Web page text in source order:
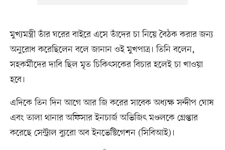
মুখ্যমন্ত্রী তাঁর ঘরের বাইরে এসে তাঁদের চা নিয়ে বৈঠক করার জন্য
অনুরোধ করেছিলেন বলে জানান ওই মুখপাত্র। তিনি বলেন,
সহকর্মীদের দাবি ছিল মৃত চিকিৎসকের বিচার হলেই চা খাওয়া
হবে।
এদিকে তিন দিন আগে আর জি করের সাবেক অধ্যক্ষ সন্দীপ ঘোষ
এবং তালা থানার অফিসার ইনচার্জ অভিজিৎ মণ্ডলকে গ্রেপ্তার
করেছে সেন্ট্রাল ব্যুরো অব ইনভেস্টিগেশন (সিবিআই)।